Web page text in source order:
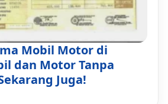
Mobil Motor di
dan Motor Tanpa
Juga!